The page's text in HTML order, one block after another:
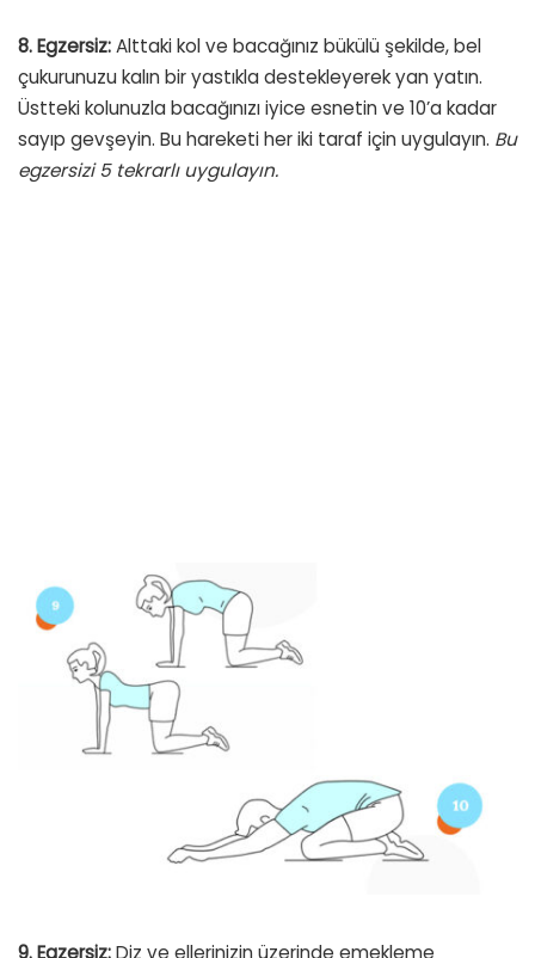
8. Egzersiz:Alttaki kol ve bacağınız bükülü şekilde, bel
çukurunuzu kalın bir yastıkla destekleyerek yan yatın.
Üstteki kolunuzla bacağınızı iyice esnetin ve 10’a kadar
sayıp gevşeyin. Bu hareketi her iki taraf için uygulayın. Bu
egzersizi 5 tekrarlı uygulayın.